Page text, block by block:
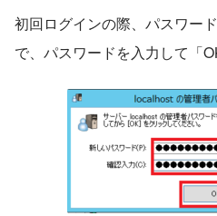
初回ログインの際、パスワー
で、パスワードを入力して「